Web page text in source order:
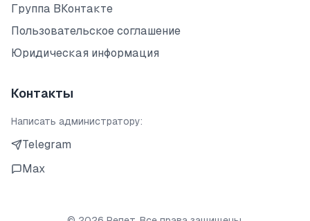
Группа ВКонтакте
Пользовательское соглашение
Юридическая информация
Контакты
Написать администратору:
Telegram
Max